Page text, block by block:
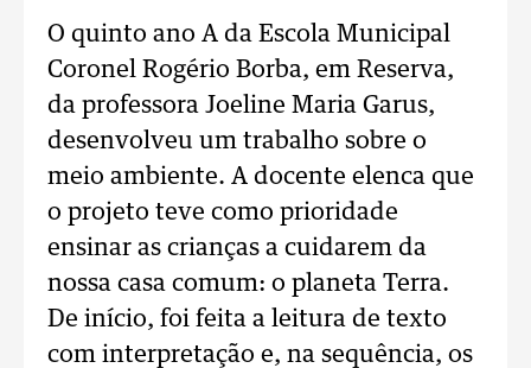
O quinto ano A da Escola Municipal
Coronel Rogério Borba, em Reserva,
da professora Joeline Maria Garus,
desenvolveu um trabalho sobre o
meio ambiente. A docente elenca que
o projeto teve como prioridade
ensinar as crianças a cuidarem da
nossa casa comum: o planeta Terra.
De início, foi feita a leitura de texto
com interpretação e, na sequência, os